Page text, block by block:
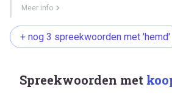
Meer info
+ nog 3 spreekwoorden met 'hemd'
Spreekwoorden met